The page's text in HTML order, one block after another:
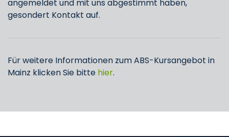
angemeldet und mit uns abgestimmt haben,
gesondert Kontakt auf.
Für weitere Informationen zum ABS-Kursangebot in
Mainz klicken Sie bitte hier.